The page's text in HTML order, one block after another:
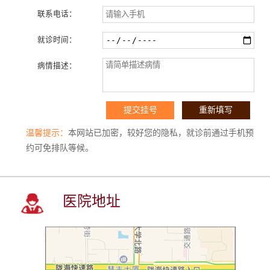
联系电话：
就诊时间：
病情描述：
温馨提示：本网站已加密，较好您的隐私，就诊前通过手机预
约可免排队等候。
医院地址